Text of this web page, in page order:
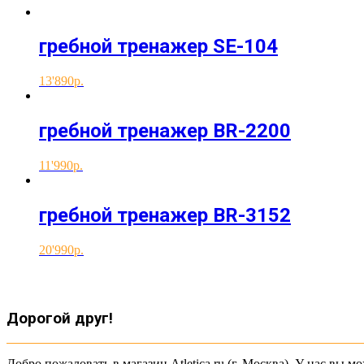
гребной тренажер SE-104
13'890
гребной тренажер ВR-2200
11'990
гребной тренажер ВR-3152
20'990
Дорогой друг!